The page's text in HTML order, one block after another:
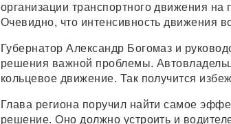
организации транспортного движения на
Очевидно, что интенсивность движения
Губернатор Александр Богомаз и
решения важной проблемы.
кольцевое движение. Так получится
Глава региона поручил найти самое
решение. Оно должно устроить и